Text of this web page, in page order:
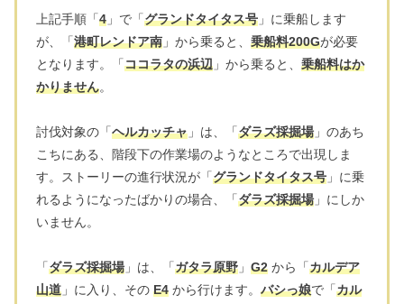
上記手順「4 」で「グランドタイタス号 」に乗船します
が、「港町レンドア南 」から乗ると、 乗船料200Gが必要
となります。「ココラタの浜辺 」から乗ると、 乗船料はか
かりません。
討伐対象の「ヘルカッチャ 」は、「ダラズ採掘場 」のあち
こちにある、階段下の作業場のようなところで出現しま
す。ストーリーの進行状況が「グランドタイタス号 」に乗
れるようになったばかりの場合、「ダラズ採掘場 」にしか
いません。
「ダラズ採掘場 」は、「ガタラ原野 」 G2 から「カルデア
山道 」に入り、その E4 から行けます。 バシっ娘で「カル